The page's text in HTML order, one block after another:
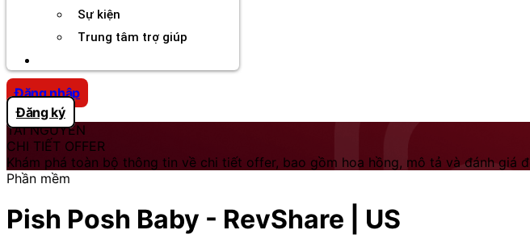
Sự kiện
Trung tâm trợ giúp
Đăng nhập
Đăng ký
TÀI NGUYÊN
CHI TIẾT OFFER
Khám phá toàn bộ thông tin về chi tiết offer, bao gồm hoa hồng, mô tả và đánh giá
Phần mềm
Pish Posh Baby - RevShare | US